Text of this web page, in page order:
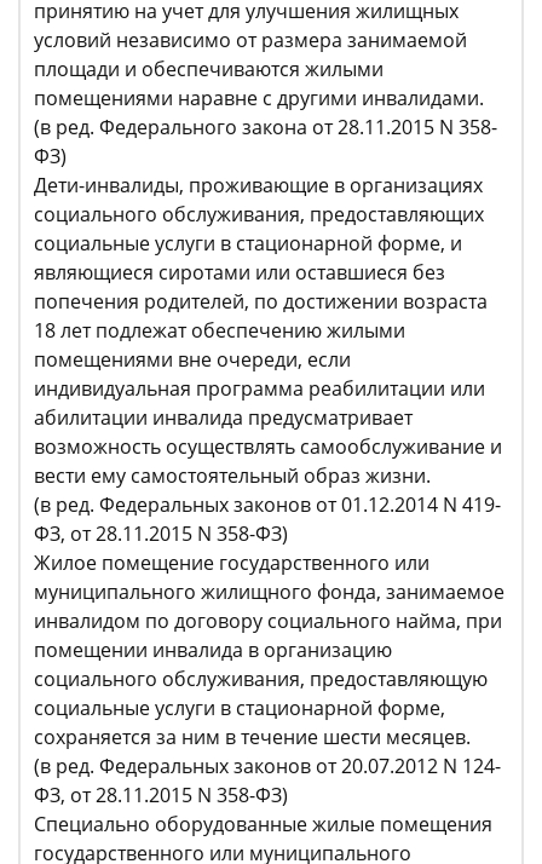
принятию на учет для улучшения жилищных
условий независимо от размера занимаемой
площади и обеспечиваются жилыми
помещениями наравне с другими инвалидами.
(в ред. Федерального закона от 28.11.2015 N 358-
ФЗ)
Дети-инвалиды, проживающие в организациях
социального обслуживания, предоставляющих
социальные услуги в стационарной форме, и
являющиеся сиротами или оставшиеся без
попечения родителей, по достижении возраста
18 лет подлежат обеспечению жилыми
помещениями вне очереди, если
индивидуальная программа реабилитации или
абилитации инвалида предусматривает
возможность осуществлять самообслуживание и
вести ему самостоятельный образ жизни.
(в ред. Федеральных законов от 01.12.2014 N 419-
ФЗ, от 28.11.2015 N 358-ФЗ)
Жилое помещение государственного или
муниципального жилищного фонда, занимаемое
инвалидом по договору социального найма, при
помещении инвалида в организацию
социального обслуживания, предоставляющую
социальные услуги в стационарной форме,
сохраняется за ним в течение шести месяцев.
(в ред. Федеральных законов от 20.07.2012 N 124-
ФЗ, от 28.11.2015 N 358-ФЗ)
Специально оборудованные жилые помещения
государственного или муниципального